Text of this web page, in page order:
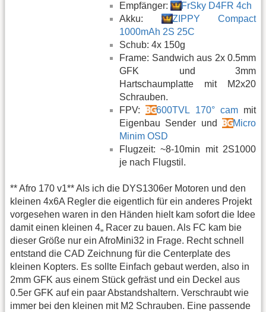
Empfänger:
FrSky D4FR 4ch
Akku:
ZIPPY Compact
1000mAh 2S 25C
Schub: 4x 150g
Frame: Sandwich aus 2x 0.5mm
GFK und 3mm
Hartschaumplatte mit M2x20
Schrauben.
FPV:
600TVL 170° cammit
Eigenbau Sender und
Micro
Minim OSD
Flugzeit: ~8-10min mit 2S1000
je nach Flugstil.
** Afro 170 v1** Als ich die DYS1306er Motoren und den
kleinen 4x6A Regler die eigentlich für ein anderes Projekt
vorgesehen waren in den Händen hielt kam sofort die Idee
damit einen kleinen 4„ Racer zu bauen. Als FC kam bie
dieser Größe nur ein AfroMini32 in Frage. Recht schnell
entstand die CAD Zeichnung für die Centerplate des
kleinen Kopters. Es sollte Einfach gebaut werden, also in
2mm GFK aus einem Stück gefräst und ein Deckel aus
0.5er GFK auf ein paar Abstandshaltern. Verschraubt wie
immer bei den kleinen mit M2 Schrauben. Eine passende